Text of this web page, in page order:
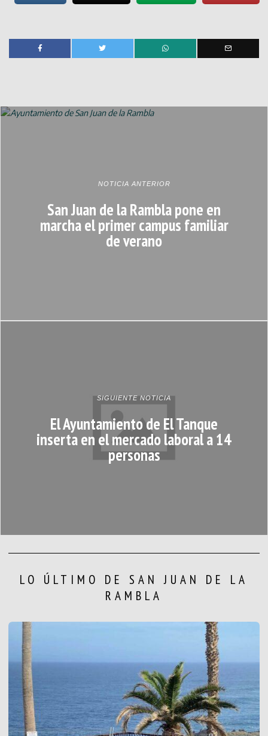
NOTICIA ANTERIOR
San Juan de la Rambla pone en
marcha el primer campus familiar
de verano
SIGUIENTE NOTICIA
El Ayuntamiento de El Tanque
inserta en el mercado laboral a 14
personas
LO ÚLTIMO DE SAN JUAN DE LA
RAMBLA